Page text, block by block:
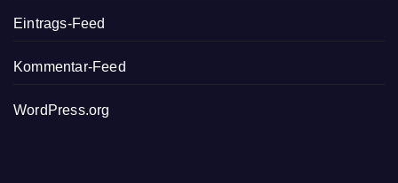
Eintrags-Feed
Kommentar-Feed
WordPress.org